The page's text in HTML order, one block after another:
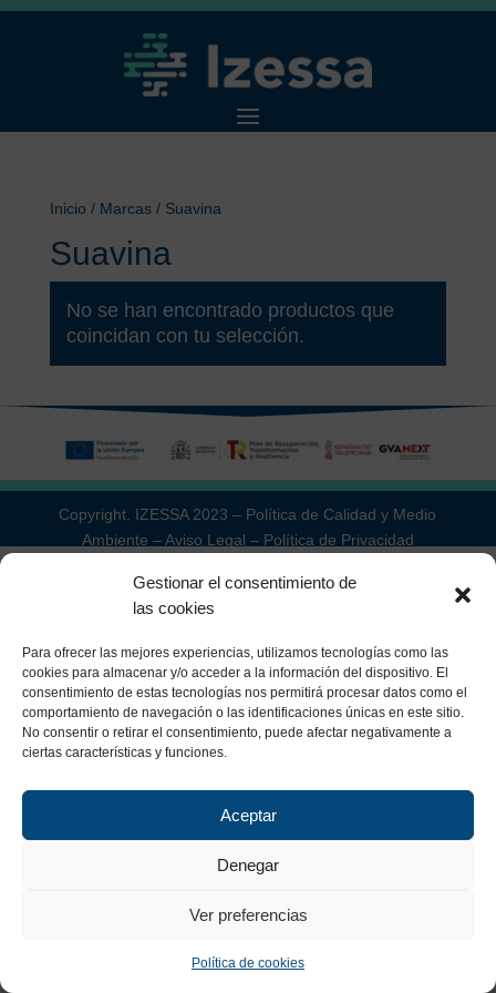
Gestionar el consentimiento de
las cookies
Para ofrecer las mejores experiencias, utilizamos tecnologías como las
cookies para almacenar y/o acceder a la información del dispositivo. El
consentimiento de estas tecnologías nos permitirá procesar datos como el
comportamiento de navegación o las identificaciones únicas en este sitio.
No consentir o retirar el consentimiento, puede afectar negativamente a
ciertas características y funciones.
Aceptar
Denegar
Ver preferencias
Política de cookies
Inicio / Marcas / Suavina
Suavina
No se han encontrado productos que
coincidan con tu selección.
Copyright. IZESSA 2023 – Política de Calidad y Medio
Ambiente –Aviso Legal – Política de Privacidad